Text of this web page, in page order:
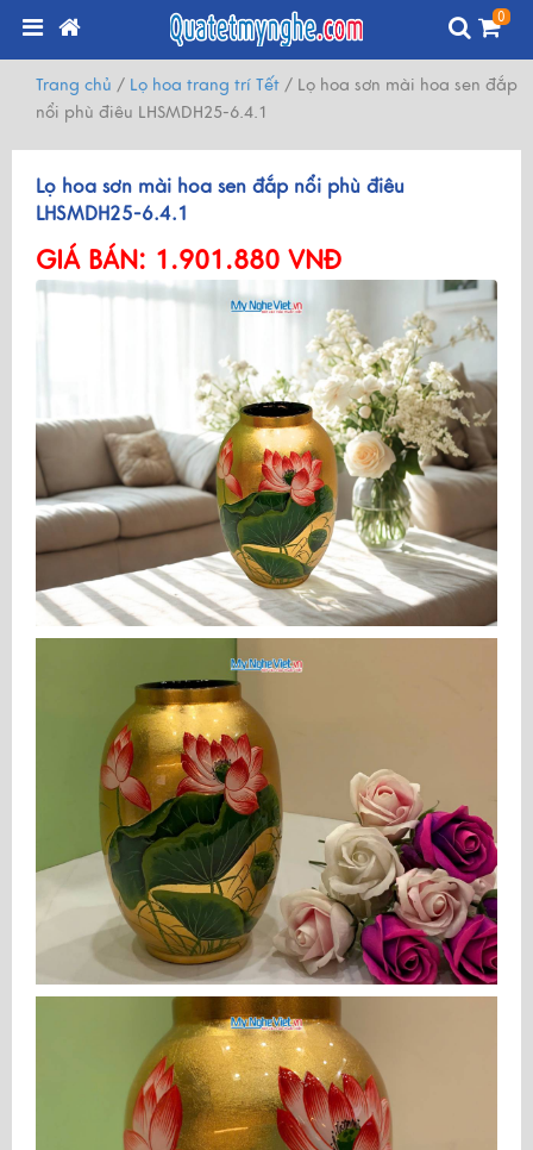
0
Trang chủ / Lọ hoa trang trí Tết / Lọ hoa sơn mài hoa sen đắp
nổi phù điêu LHSMDH25-6.4.1
Lọ hoa sơn mài hoa sen đắp nổi phù điêu
LHSMDH25-6.4.1
GIÁ BÁN: 1.901.880 VNĐ